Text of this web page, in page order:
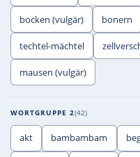
bocken (vulgär) bonern
techtel-mächtel
mausen (vulgär)
WORTGRUPPE 2 42
akt bambambam